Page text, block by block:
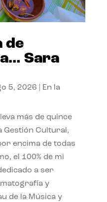
de
Sara
5, 2026
En la
más de quince
Gestión Cultural,
encima de todas
el 100% de mi
a ser
y
de la Música y